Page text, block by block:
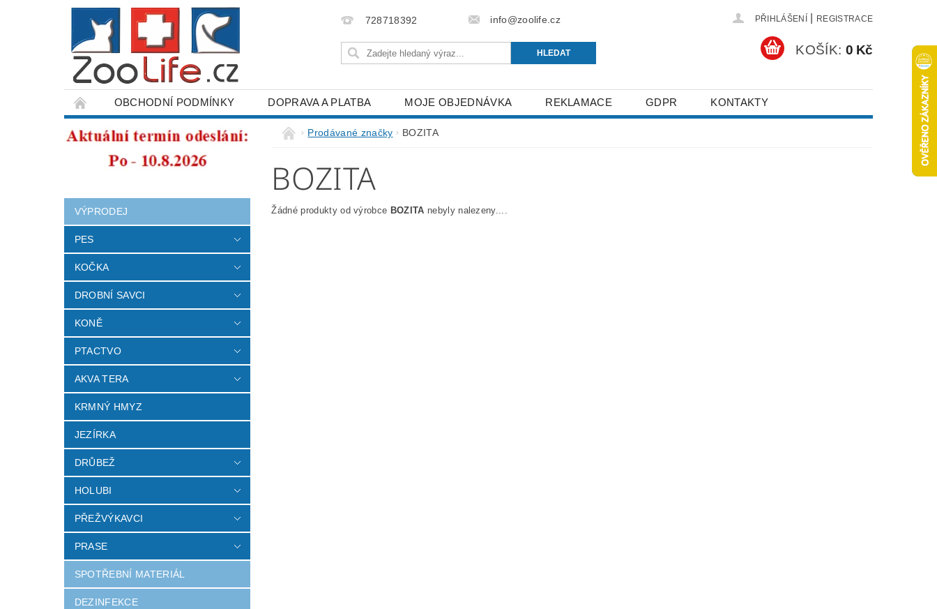
728718392 info@zoolife.cz PŘIHLÁŠENÍ REGISTRACE
KOŠÍK: 0 Kč
OBCHODNÍ PODMÍNKY DOPRAVA A PLATBA MOJE OBJEDNÁVKA REKLAMACE GDPR KONTAKTY
ODSTOUPENÍ OD SMLOUVY
VÝPRODEJ
PES
KOČKA
DROBNÍ SAVCI
KONĚ
PTACTVO
AKVA TERA
KRMNÝ HMYZ
JEZÍRKA
DRŮBEŽ
HOLUBI
PŘEŽVÝKAVCI
PRASE
SPOTŘEBNÍ MATERIÁL
DEZINFEKCE
Prodávané značky BOZITA
BOZITA
Žádné produkty od výrobce BOZITA nebyly nalezeny....